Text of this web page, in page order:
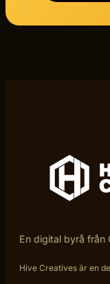
En digital byrå
Hive Creatives är en